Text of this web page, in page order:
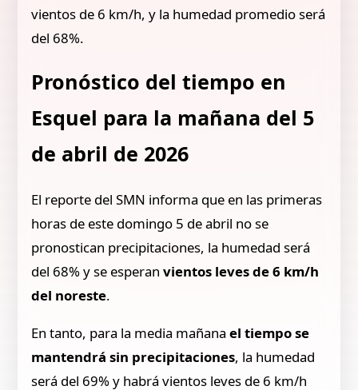
vientos de 6 km/h, y la humedad promedio será
del 68%.
Pronóstico del tiempo en
Esquel para la mañana del 5
de abril de 2026
El reporte del SMN informa que en las primeras
horas de este domingo 5 de abril no se
pronostican precipitaciones, la humedad será
del 68% y se esperanvientos leves de 6 km/h
del noreste.
En tanto, para la media mañanael tiempo se
mantendrá sin precipitaciones, la humedad
será del 69% y habrá vientos leves de 6 km/h